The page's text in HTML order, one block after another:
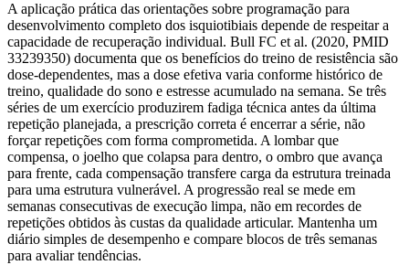
A aplicação prática das orientações sobre programação para
desenvolvimento completo dos isquiotibiais depende de respeitar a
capacidade de recuperação individual. Bull FC et al. (2020, PMID
33239350) documenta que os benefícios do treino de resistência são
dose-dependentes, mas a dose efetiva varia conforme histórico de
treino, qualidade do sono e estresse acumulado na semana. Se três
séries de um exercício produzirem fadiga técnica antes da última
repetição planejada, a prescrição correta é encerrar a série, não
forçar repetições com forma comprometida. A lombar que
compensa, o joelho que colapsa para dentro, o ombro que avança
para frente, cada compensação transfere carga da estrutura treinada
para uma estrutura vulnerável. A progressão real se mede em
semanas consecutivas de execução limpa, não em recordes de
repetições obtidos às custas da qualidade articular. Mantenha um
diário simples de desempenho e compare blocos de três semanas
para avaliar tendências.